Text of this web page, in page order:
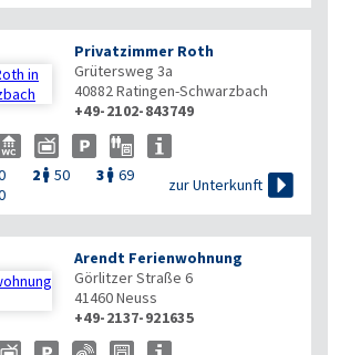

Privatzimmer Roth
Grütersweg 3a
40882Ratingen-Schwarzbach
+49-2102-843749
2  50 3  69
zur Unterkunft 
Arendt Ferienwohnung
Görlitzer Straße 6
41460Neuss
+49-2137-921635